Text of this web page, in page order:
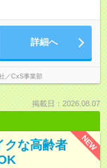
詳細へ
／CxS事業部
掲載日：2026.08.07
NEW
クな高齢者